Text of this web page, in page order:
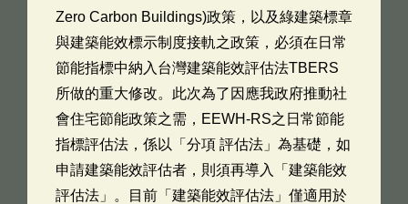
Zero Carbon Buildings)政策，以及綠建築標章
與建築能效標示制度接軌之政策，必須在日常
節能指標中納入台灣建築能效評估法TBERS
所做的重大修改。此次為了因應我政府推動社
會住宅節能政策之需，EEWH-RS之日常節能
指標評估法，係以「分項 評估法」為基礎，如
申請建築能效評估者，則須再導入「建築能效
評估法」。目前「建築能效評估法」僅適用於